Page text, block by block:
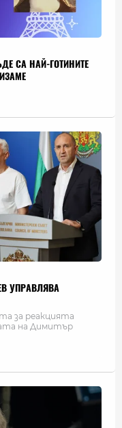
СА НАЙ-ГОТИНИТЕ
УПРАВЛЯВА
за реакцията
на Димитър